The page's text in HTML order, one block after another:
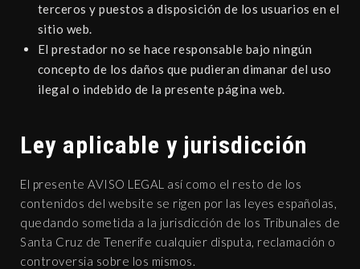
terceros y puestos a disposición de los usuarios en el
sitio web.
El prestador no se hace responsable bajo ningún
concepto de los daños que pudieran dimanar del uso
ilegal o indebido de la presente página web.
Ley aplicable y jurisdicción
El presente AVISO LEGAL así como el resto de los
contenidos del website se rigen por las leyes españolas,
quedando sometida a la jurisdicción de los Tribunales de
Santa Cruz de Tenerife cualquier disputa, reclamación o
controversia sobre los mismos.